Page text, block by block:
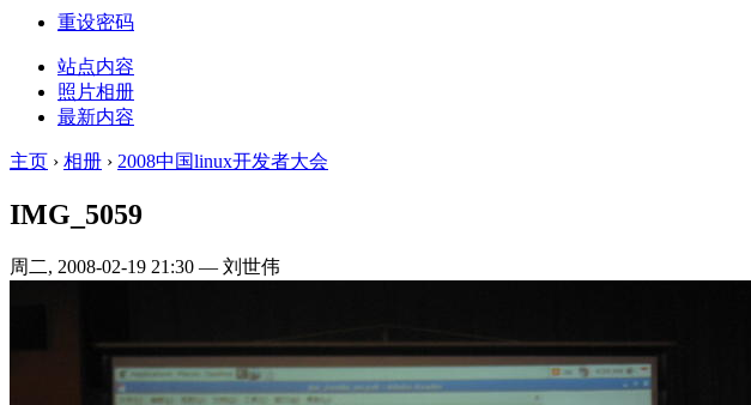
重设密码
站点内容
照片相册
最新内容
主页 › 相册 › 2008中国linux开发者大会
IMG_5059
周二, 2008-02-19 21:30 — 刘世伟